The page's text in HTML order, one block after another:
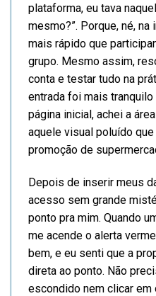
plataforma, eu tava
mesmo?”. Porque, né,
mais rápido que
grupo. Mesmo assim,
conta e testar tudo na
entrada foi mais tranquilo
página inicial, achei a
aquele visual poluído
promoção de
Depois de inserir meus
acesso sem grande
ponto pra mim. Quando
me acende o alerta
bem, e eu senti que a
direta ao ponto. Não
escondido nem clicar